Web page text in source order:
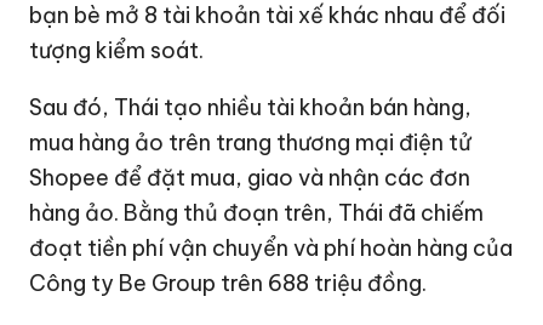
bạn bè mở 8 tài khoản tài xế khác nhau để đối
tượng kiểm soát.
Sau đó, Thái tạo nhiều tài khoản bán hàng,
mua hàng ảo trên trang thương mại điện tử
Shopee để đặt mua, giao và nhận các đơn
hàng ảo. Bằng thủ đoạn trên, Thái đã chiếm
đoạt tiền phí vận chuyển và phí hoàn hàng của
Công ty Be Group trên 688 triệu đồng.